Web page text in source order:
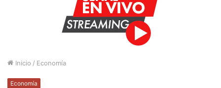
Inicio / Economía
Economía